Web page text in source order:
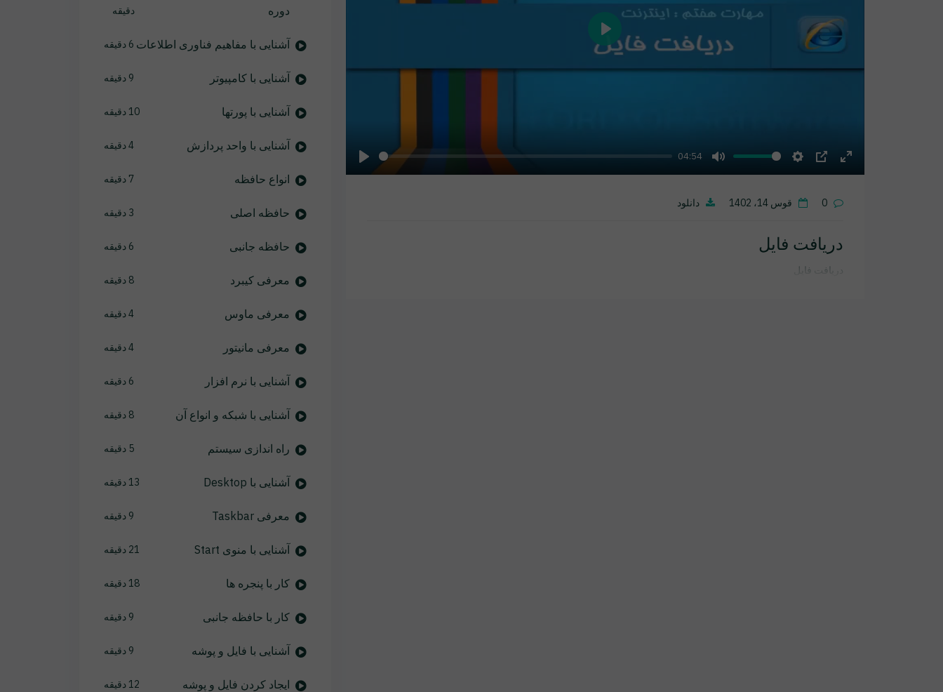
04:54
Play
0 قوس 14، 1402 دانلود
دریافت فایل
دریافت فایل
دوره
دقیقه
آشنایی با مفاهیم فناوری اطلاعات 6 دقیقه
آشنایی با کامپیوتر 9 دقیقه
آشنایی با پورتها 10 دقیقه
آشنایی با واحد پردازش 4 دقیقه
انواع حافظه 7 دقیقه
حافظه اصلی 3 دقیقه
حافظه جانبی 6 دقیقه
معرفی کیبرد 8 دقیقه
معرفی ماوس 4 دقیقه
معرفی مانیتور 4 دقیقه
آشنایی با نرم افزار 6 دقیقه
آشنایی با شبکه و انواع آن 8 دقیقه
راه اندازی سیستم 5 دقیقه
آشنایی با Desktop 13 دقیقه
معرفی Taskbar 9 دقیقه
آشنایی با منوی Start 21 دقیقه
کار با پنجره ها 18 دقیقه
کار با حافظه جانبی 9 دقیقه
آشنایی با فایل و پوشه 9 دقیقه
ایجاد کردن فایل و پوشه 12 دقیقه